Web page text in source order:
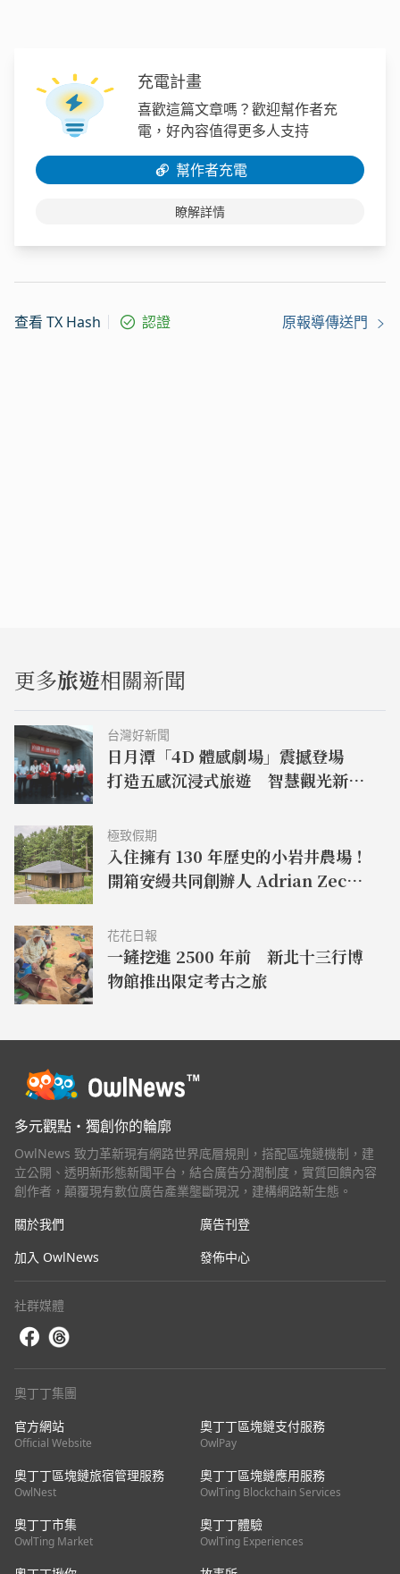
充電計畫
喜歡這篇文章嗎？歡迎幫作者充
電，好內容值得更多人支持
幫作者充電
瞭解詳情
查看 TX Hash 認證 原報導傳送門
更多旅遊相關新聞
台灣好新聞
日月潭「4D 體感劇場」震撼登場
打造五感沉浸式旅遊 智慧觀光新體
極致假期
入住擁有 130 年歷史的小岩井農場！
開箱安縵共同創辦人 Adrian Zecha
KOIWAI」體驗最高級的奢華
花花日報
一鏟挖進 2500 年前 新北十三行博
物館推出限定考古之旅
多元觀點・獨創你的輪廓
OwlNews 致力革新現有網路世界底層規則，搭配區塊鏈機制，建
立公開、透明新形態新聞平台，結合廣告分潤制度，實質回饋內容
創作者，顛覆現有數位廣告產業壟斷現況，建構網路新生態。
關於我們
廣告刊登
加入 OwlNews
發佈中心
社群媒體
奧丁丁集團
官方網站
Official Website
奧丁丁區塊鏈支付服務
OwlPay
奧丁丁區塊鏈旅宿管理服務
OwlNest
奧丁丁區塊鏈應用服務
OwlTing Blockchain Services
奧丁丁市集
OwlTing Market
奧丁丁體驗
OwlTing Experiences